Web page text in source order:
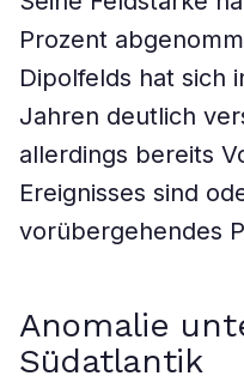
Prozent
Dipolfelds hat sich
Jahren deutlich
allerdings bereits
Ereignisses sind
vorübergehendes
Anomalie
Südatlantik